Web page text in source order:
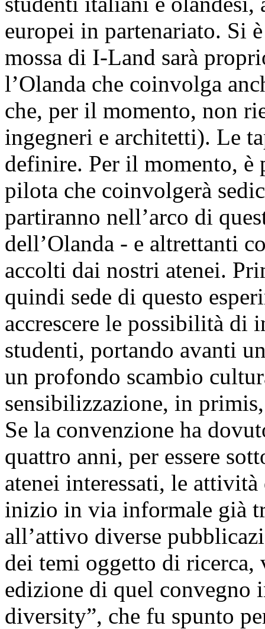
europei in partenariato. Si
mossa di I-Land sarà
l’Olanda che coinvolga
che, per il momento, non
ingegneri e architetti). Le
definire. Per il momento, è
pilota che coinvolgerà
partiranno nell’arco di
dell’Olanda - e altrettanti
accolti dai nostri atenei.
quindi sede di questo
accrescere le possibilità di
studenti, portando avanti
un profondo scambio
sensibilizzazione, in
Se la convenzione ha
quattro anni, per essere
atenei interessati, le
inizio in via informale già
all’attivo diverse
dei temi oggetto di ricerca,
edizione di quel convegno
diversity”, che fu spunto